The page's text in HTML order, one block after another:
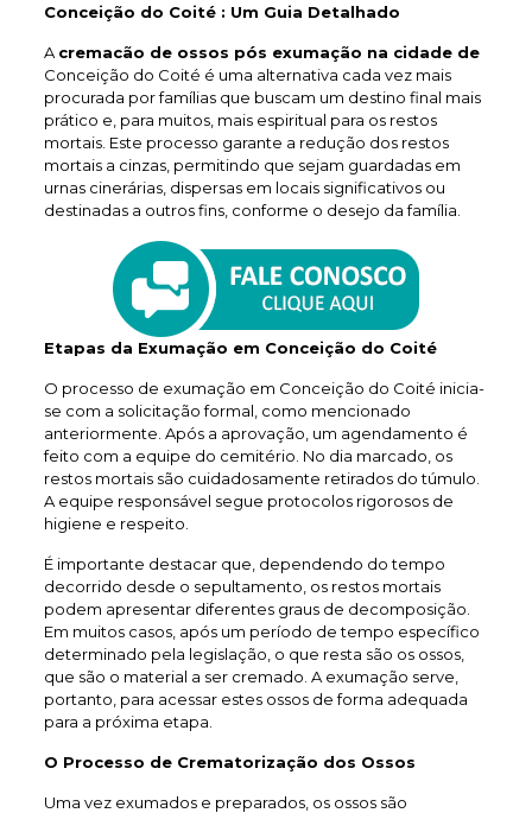
Conceição do Coité : Um Guia Detalhado
A cremacão de ossos pós exumação na cidade de
Conceição do Coité é uma alternativa cada vez mais
procurada por famílias que buscam um destino final mais
prático e, para muitos, mais espiritual para os restos
mortais. Este processo garante a redução dos restos
mortais a cinzas, permitindo que sejam guardadas em
urnas cinerárias, dispersas em locais significativos ou
destinadas a outros fins, conforme o desejo da família.
Etapas da Exumação em Conceição do Coité
O processo de exumação em Conceição do Coité inicia-
se com a solicitação formal, como mencionado
anteriormente. Após a aprovação, um agendamento é
feito com a equipe do cemitério. No dia marcado, os
restos mortais são cuidadosamente retirados do túmulo.
A equipe responsável segue protocolos rigorosos de
higiene e respeito.
É importante destacar que, dependendo do tempo
decorrido desde o sepultamento, os restos mortais
podem apresentar diferentes graus de decomposição.
Em muitos casos, após um período de tempo específico
determinado pela legislação, o que resta são os ossos,
que são o material a ser cremado. A exumação serve,
portanto, para acessar estes ossos de forma adequada
para a próxima etapa.
O Processo de Crematorização dos Ossos
Uma vez exumados e preparados, os ossos são